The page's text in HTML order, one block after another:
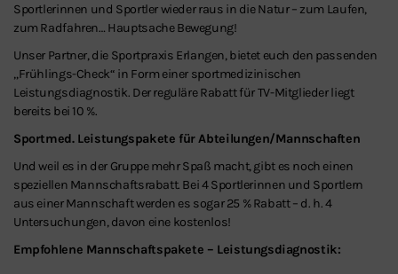
Sportlerinnen und Sportler wieder raus in die Natur – zum Laufen,
zum Radfahren… Hauptsache Bewegung!
Unser Partner, die Sportpraxis Erlangen, bietet euch den passenden
„Frühlings-Check“ in Form einer sportmedizinischen
Leistungsdiagnostik. Der reguläre Rabatt für TV-Mitglieder liegt
bereits bei 10 %.
Sportmed. Leistungspakete für Abteilungen/Mannschaften
Und weil es in der Gruppe mehr Spaß macht, gibt es noch einen
speziellen Mannschaftsrabatt. Bei 4 Sportlerinnen und Sportlern
aus einer Mannschaft werden es sogar 25 % Rabatt – d. h. 4
Untersuchungen, davon eine kostenlos!
Empfohlene Mannschaftspakete – Leistungsdiagnostik: